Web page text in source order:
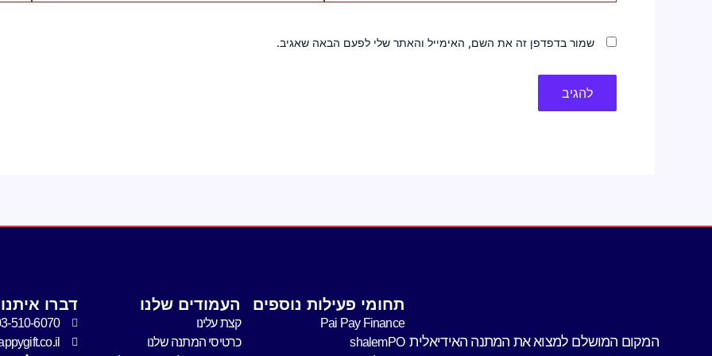
שמור בדפדפן זה את השם, האימייל והאתר שלי לפעם הבאה שאגיב.
המקום המושלם למצוא את המתנה האידיאלית
תחומי פעילות נוספים
Pai Pay Finance
shalemPO
העמודים שלנו
קצת עלינו
כרטיסי המתנה שלנו
דברו איתנו
510-6070